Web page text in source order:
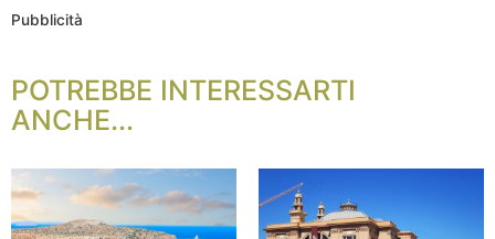
Pubblicità
POTREBBE INTERESSARTI
ANCHE...